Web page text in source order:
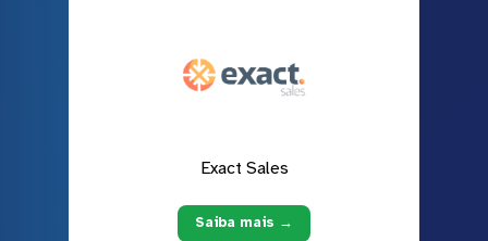
Exact Sales
Saiba mais →